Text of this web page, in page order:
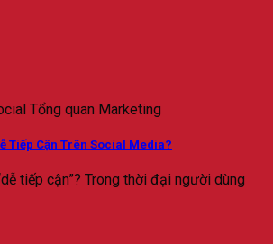
Tổng quan Marketing
Tiếp Cận Trên Social Media?
tiếp cận”? Trong thời đại người dùng